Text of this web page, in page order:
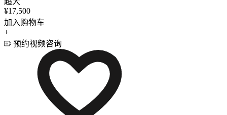
¥17,500
加入购物车
+
预约视频咨询